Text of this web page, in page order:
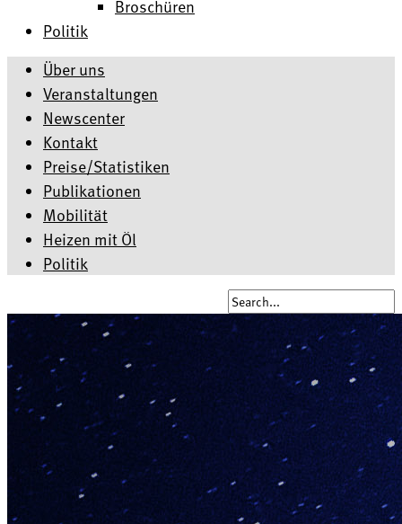
Broschüren
Politik
Über uns
Veranstaltungen
Newscenter
Kontakt
Preise/Statistiken
Publikationen
Mobilität
Heizen mit Öl
Politik